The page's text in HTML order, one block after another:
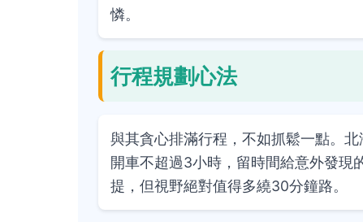
憐。
行程規劃心法
與其貪心排滿行程，不如抓鬆一點。
開車不超過3小時，留時間給意外發現
提，但視野絕對值得多繞30分鐘路。